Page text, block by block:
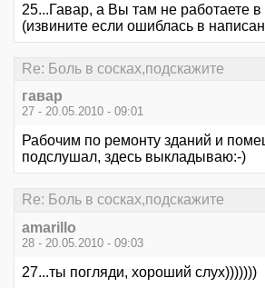
25...Гавар, а Вы там не работаете
(извините если ошиблась в
Re: Боль в сосках,подскажите
гавар
27 - 20.05.2010 - 09:01
Рабочим по ремонту зданий и
подслушал, здесь выкладываю:-)
Re: Боль в сосках,подскажите
amarillo
28 - 20.05.2010 - 09:03
27...ты погляди, хороший слух)))))))